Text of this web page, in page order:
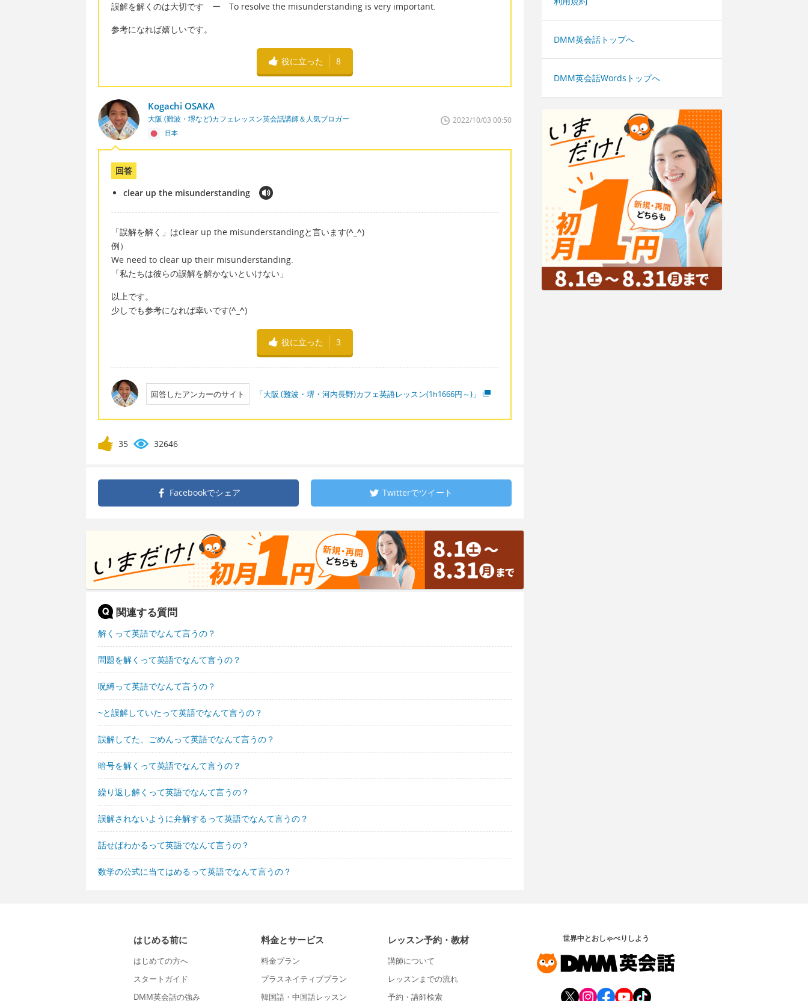
誤解を解くのは大切です ー To resolve the misunderstanding is very important.
参考になれば嬉しいです。
役に立った 8
Kogachi OSAKA
大阪 (難波・堺など)カフェレッスン英会話講師＆人気ブロガー
日本
2022/10/03 00:50
回答
clear up the misunderstanding
「誤解を解く」はclear up the misunderstandingと言います(^_^)
例）
We need to clear up their misunderstanding.
「私たちは彼らの誤解を解かないといけない」
以上です。
少しでも参考になれば幸いです(^_^)
役に立った 3
回答したアンカーのサイト 「大阪 (難波・堺・河内長野)カフェ英語レッスン(1h1666円～)」
35 32646
Facebookでシェア Twitterでツイート
関連する質問
解くって英語でなんて言うの？
問題を解くって英語でなんて言うの？
呪縛って英語でなんて言うの？
~と誤解していたって英語でなんて言うの？
誤解してた、ごめんって英語でなんて言うの？
暗号を解くって英語でなんて言うの？
繰り返し解くって英語でなんて言うの？
誤解されないように弁解するって英語でなんて言うの？
話せばわかるって英語でなんて言うの？
数学の公式に当てはめるって英語でなんて言うの？
DMM英会話トップへ
DMM英会話Wordsトップへ
はじめる前に
はじめての方へ
スタートガイド
DMM英会話の強み
料金とサービス
料金プラン
プラスネイティブプラン
韓国語・中国語レッスン
レッスン予約・教材
講師について
レッスンまでの流れ
予約・講師検索
世界中とおしゃべりしよう